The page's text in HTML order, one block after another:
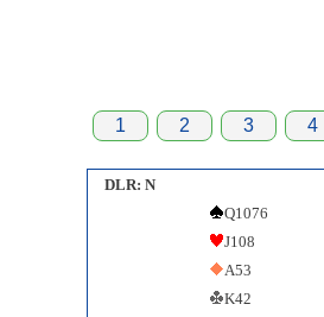
1 2 3 4
DLR: N
Q1076
J108
A53
K42